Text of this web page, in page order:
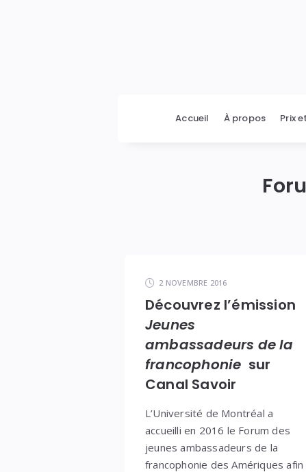
Cormier
Accueil À propos Prix
2 NOVEMBRE 2016
Découvrez l’émission
Jeunes
ambassadeurs de la
francophonie sur
Canal Savoir
L’Université de Montréal a
accueilli en 2016 le Forum des
jeunes ambassadeurs de la
francophonie des Amériques afin